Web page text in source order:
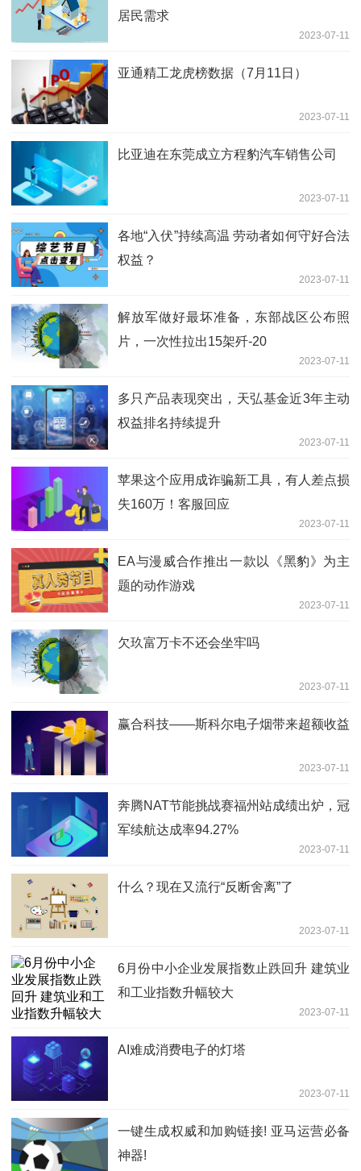
居民需求
2023-07-11
亚通精工龙虎榜数据（7月11日）
2023-07-11
比亚迪在东莞成立方程豹汽车销售公司
2023-07-11
各地“入伏”持续高温 劳动者如何守好合法
权益？
2023-07-11
解放军做好最坏准备，东部战区公布照
片，一次性拉出15架歼-20
2023-07-11
多只产品表现突出，天弘基金近3年主动
权益排名持续提升
2023-07-11
苹果这个应用成诈骗新工具，有人差点损
失160万！客服回应
2023-07-11
EA与漫威合作推出一款以《黑豹》为主
题的动作游戏
2023-07-11
欠玖富万卡不还会坐牢吗
2023-07-11
赢合科技——斯科尔电子烟带来超额收益
2023-07-11
奔腾NAT节能挑战赛福州站成绩出炉，冠
军续航达成率94.27%
2023-07-11
什么？现在又流行“反断舍离”了
2023-07-11
6月份中小企业发展指数止跌回升 建筑业
和工业指数升幅较大
2023-07-11
AI难成消费电子的灯塔
2023-07-11
一键生成权威和加购链接! 亚马运营必备
神器!